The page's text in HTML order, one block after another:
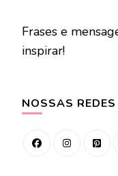
Frases e
inspirar!
NOSSAS